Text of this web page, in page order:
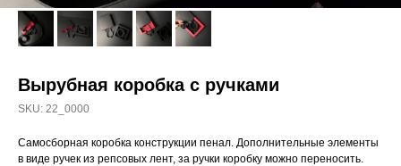
Вырубная коробка с ручками
SKU: 22_0000
Самосборная коробка конструкции пенал. Дополнительные элементы
в виде ручек из репсовых лент, за ручки коробку можно переносить.